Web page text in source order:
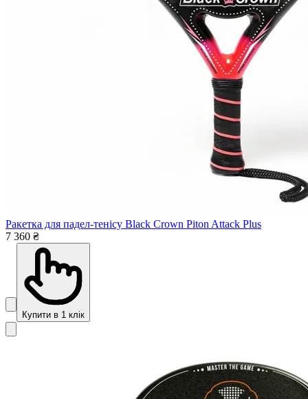
Ракетка для падел-тенісу Black Crown Piton Attack Plus
7 360 ₴
Купити в 1 клік